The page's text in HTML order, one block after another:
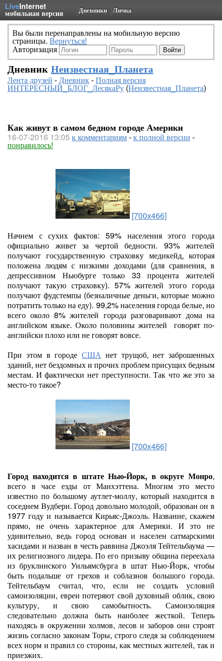
LiveInternet
мобильная версия Дневники Личка
Вы были перенаправлены на мобильную версию
страницы. Вернуться!
Авторизация
Дневник Неизвестная_Планета
Лента друзей -Дневник-Полная версия
ИНТЕРЕСНЫЙ_БЛОГ_ЛесякаРу(Неизвестная_Планета)
Как живут в самом бедном городе Америки
16-07-2016 13:05 к комментариям-к полной версии -
понравилось!
[700x466]
Начнем с сухих фактов: 59% населения этого города
официально живет за чертой бедности. 93% жителей
получают государственную страховку медикейд, которая
положена людям с низкими доходами (для сравнения, в
депрессивном Ньюбурге только 33 процента жителей
получают такую страховку). 57% жителей этого города
получают фудстемпы (безналичные деньги, которые можно
потратить только на еду). 99,2% населения города белые, но
всего около 8% жителей города разговаривают дома на
английском языке. Около половины жителей говорят по-
английски плохо или не говорят вовсе.
При этом в городе США нет трущоб, нет заброшенных
зданий, нет бездомных и прочих проблем присущих бедным
местам. И фактически нет преступности. Так что же это за
место-то такое?
[700x466]
Город находится в штате Нью-Йорк, в округе Монро,
всего в часе езды от Манхэттена. Многим это место
известно по большому аутлет-моллу, который находится в
соседнем Вудбери. Город довольно молодой, образован он в
1977 году и называется Кирьяс-Джоэль. Название, скажем
прямо, не очень характерное для Америки. И это не
удивительно, ведь город основан и населен сатмарскими
хасидами и назван в честь раввина Джоэля Тейтельбаума —
их религиозного лидера. По его призыву община переехала
из бруклинского Уильямсбурга в штат Нью-Йорк, чтобы
быть подальше от грехов и соблазнов большого города.
Тейтельбаум считал, что, если не создать условий
самоизоляции, евреи потеряют свой духовный облик, свою
культуру, и свою самобытность. Самоизоляция
следовательно должна быть наиболее жесткой. Теперь
находясь в окружении холмов, лесов и заборов они строят
жизнь согласно законам Торы, строго следя за соблюдением
всех норм и правил со стороны, как местных жителей, так и
приезжих.